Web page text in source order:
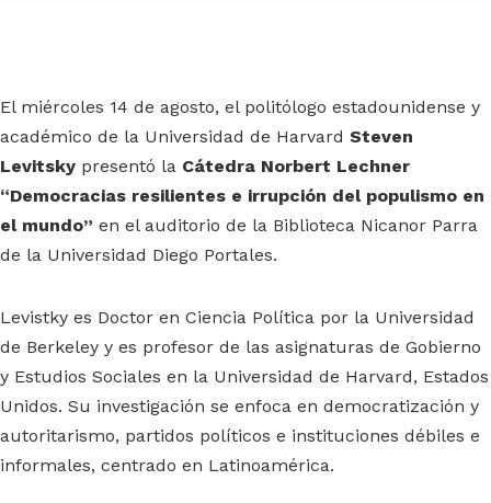
El miércoles 14 de agosto, el politólogo estadounidense y
académico de la Universidad de Harvard Steven
Levitsky presentó la Cátedra Norbert Lechner
“Democracias resilientes e irrupción del populismo en
el mundo” en el auditorio de la Biblioteca Nicanor Parra
de la Universidad Diego Portales.
Levistky es Doctor en Ciencia Política por la Universidad
de Berkeley y es profesor de las asignaturas de Gobierno
y Estudios Sociales en la Universidad de Harvard, Estados
Unidos. Su investigación se enfoca en democratización y
autoritarismo, partidos políticos e instituciones débiles e
informales, centrado en Latinoamérica.